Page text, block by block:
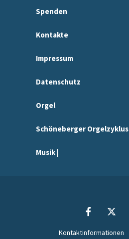
Spenden
Kontakte
Impressum
Datenschutz
Orgel
Schöneberger Orgelzyklus
Musik |
Kontaktinformationen